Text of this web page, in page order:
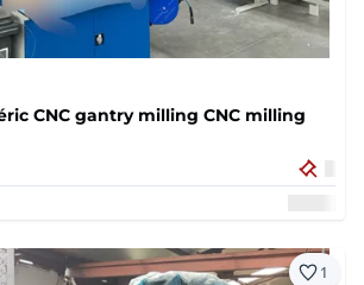
CNC gantry milling CNC milling
1